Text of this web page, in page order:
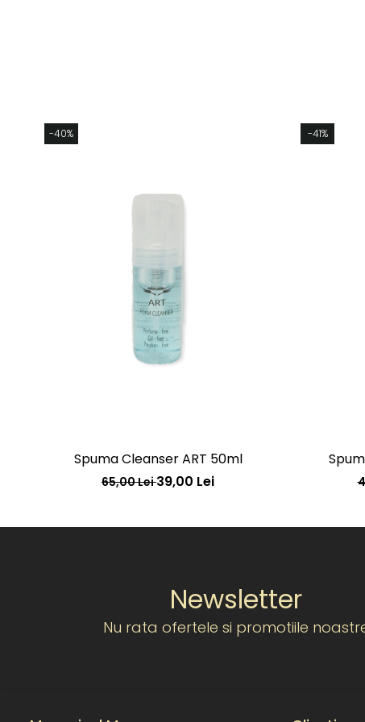
-40%
Spuma Cleanser ART 50ml
65,00 Lei39,00 Lei
-41%
Newsletter
Nu rata ofertele si promotiile